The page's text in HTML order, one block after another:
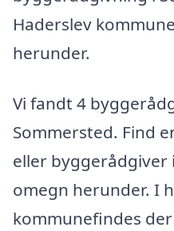
Haderslev
herunder.
Vi fandt 4
Sommersted. Find
eller byggerådgiver
omegn herunder. I
kommunefindes